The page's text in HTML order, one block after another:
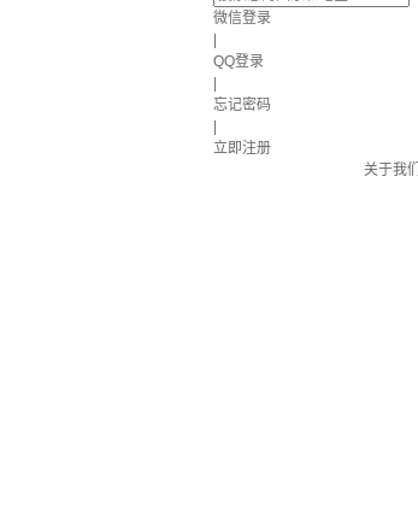
微信登录
QQ登录
忘记密码
立即注册
关于我们